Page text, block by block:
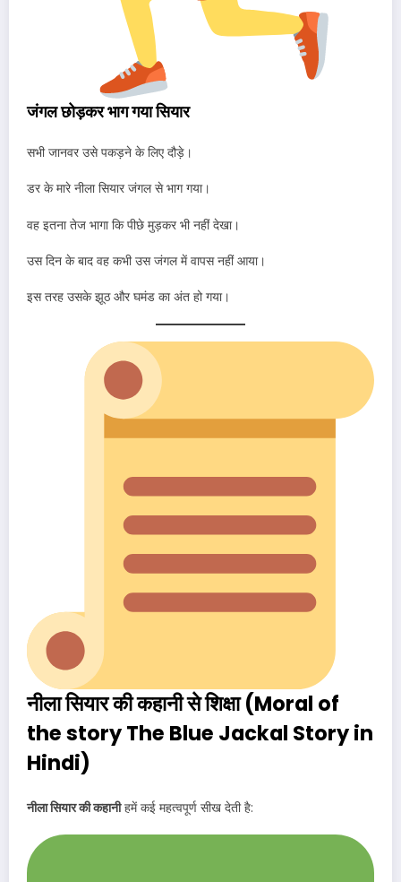
जंगल छोड़कर भाग गया सियार
सभी जानवर उसे पकड़ने के लिए दौड़े।
डर के मारे नीला सियार जंगल से भाग गया।
वह इतना तेज भागा कि पीछे मुड़कर भी नहीं देखा।
उस दिन के बाद वह कभी उस जंगल में वापस नहीं आया।
इस तरह उसके झूठ और घमंड का अंत हो गया।
नीला सियार की कहानी से शिक्षा (Moral of
the story The Blue Jackal Story in
Hindi)
नीला सियार की कहानीहमें कई महत्वपूर्ण सीख देती है: